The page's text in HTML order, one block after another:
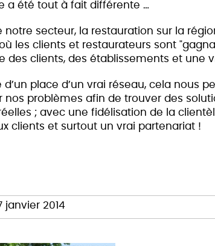
a été tout à fait différente …
notre secteur, la restauration sur la
les clients et restaurateurs sont
des clients, des établissements et une
d’un place d’un vrai réseau, cela nous
nos problèmes afin de trouver des
; avec une fidélisation de la
clients et surtout un vrai partenariat !
janvier 2014